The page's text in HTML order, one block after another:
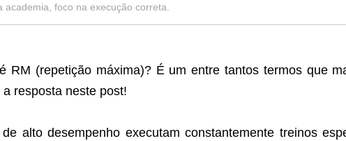
foco na execução correta.
RM (repetição máxima)? É um entre tantos termos que
a resposta neste post!
alto desempenho executam constantemente treinos